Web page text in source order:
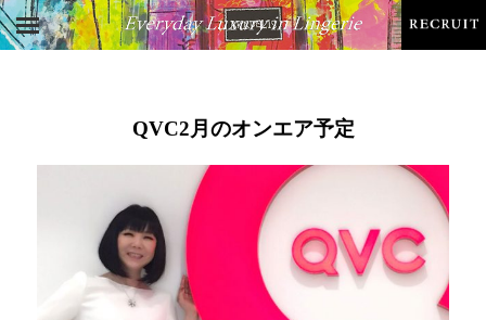
QVC2月のオンエア予定